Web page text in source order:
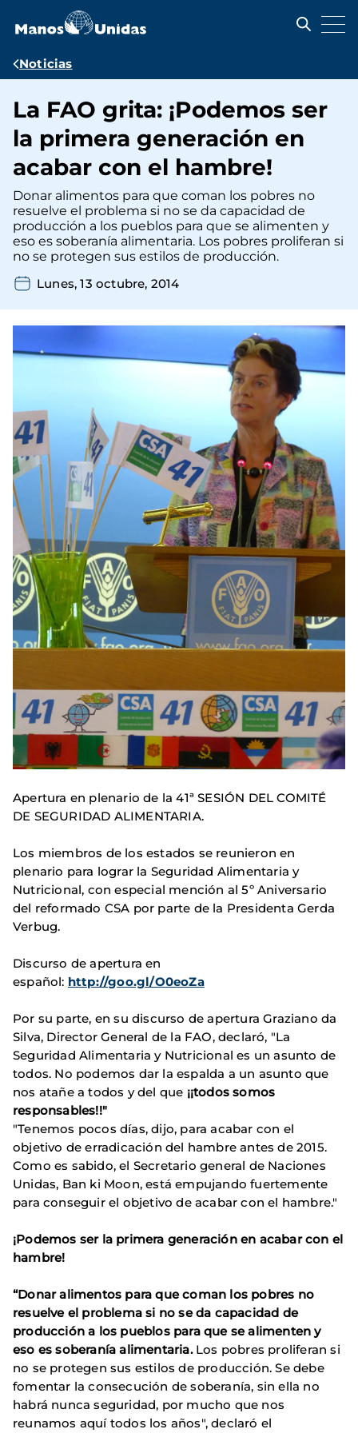
contenido
Ruta
navegación
Noticias
La FAO grita: ¡Podemos ser
la primera generación en
acabar con el hambre!
Donar alimentos para que coman los pobres no
resuelve el problema si no se da capacidad de
producción a los pueblos para que se alimenten y
eso es soberanía alimentaria. Los pobres proliferan si
no se protegen sus estilos de producción.
Lunes, 13 octubre, 2014
Apertura en plenario de la 41ª SESIÓN DEL COMITÉ
DE SEGURIDAD ALIMENTARIA.
Los miembros de los estados se reunieron en
plenario para lograr la Seguridad Alimentaria y
Nutricional, con especial mención al 5º Aniversario
del reformado CSA por parte de la Presidenta Gerda
Verbug.
Discurso de apertura en
español: http://goo.gl/O0eoZa
Por su parte, en su discurso de apertura Graziano da
Silva, Director General de la FAO, declaró, "La
Seguridad Alimentaria y Nutricional es un asunto de
todos. No podemos dar la espalda a un asunto que
nos atañe a todos y del que ¡¡todos somos
responsables!!"
"Tenemos pocos días, dijo, para acabar con el
objetivo de erradicación del hambre antes de 2015.
Como es sabido, el Secretario general de Naciones
Unidas, Ban ki Moon, está empujando fuertemente
para conseguir el objetivo de acabar con el hambre."
¡Podemos ser la primera generación en acabar con el
hambre!
“Donar alimentos para que coman los pobres no
resuelve el problema si no se da capacidad de
producción a los pueblos para que se alimenten y
eso es soberanía alimentaria.Los pobres proliferan si
no se protegen sus estilos de producción. Se debe
fomentar la consecución de soberanía, sin ella no
habrá nunca seguridad, por mucho que nos
reunamos aquí todos los años", declaró el